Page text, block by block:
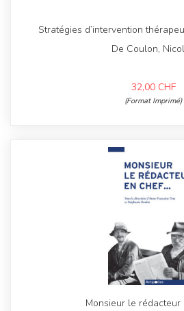
Stratégies d’intervention
De Coulon,
32,00 CHF
(Format Imprimé)
Monsieur le rédacteur